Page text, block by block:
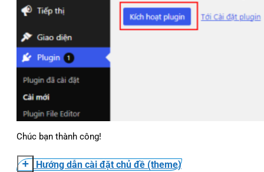
Chúc bạn thành công!
Hướng dẫn cài đặt chủ đề (theme)